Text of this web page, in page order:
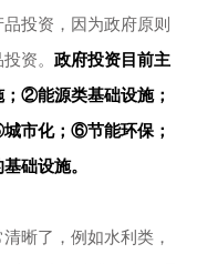
投资，因为政府原则
资。 政府投资目前主
②能源类基础设施；
市化；⑥节能环保；
础设施。
晰了，例如水利类，